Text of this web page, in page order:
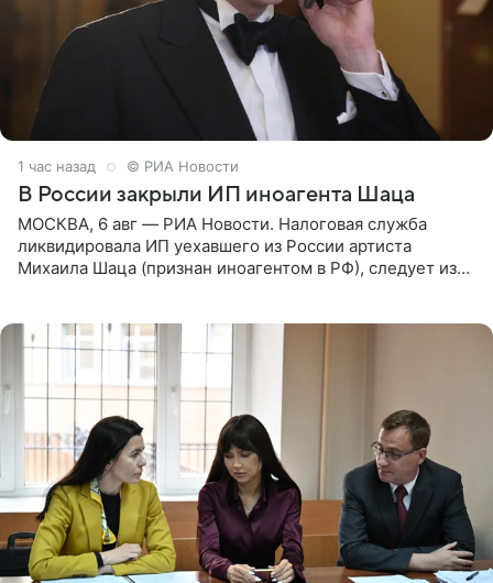
1 час назад © РИА Новости
В России закрыли ИП иноагента Шаца
МОСКВА, 6 авг — РИА Новости. Налоговая служба
ликвидировала ИП уехавшего из России артиста
Михаила Шаца (признан иноагентом в РФ), следует из